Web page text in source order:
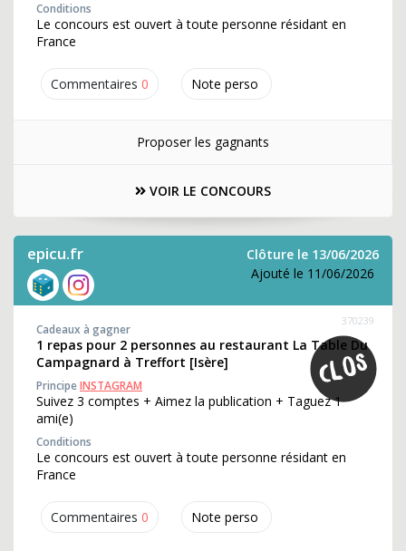
Commentaires 0 Note perso
Conditions
Le concours est ouvert à toute personne résidant en
France
Proposer les gagnants
VOIR LE CONCOURS
epicu.fr
Clôture le 13/06/2026
Ajouté le 11/06/2026
Commentaires 0 Note perso
370239
Cadeaux à gagner
1 repas pour 2 personnes au restaurant La Table Du
Campagnard à Treffort [Isère]
PrincipeINSTAGRAM
Suivez 3 comptes + Aimez la publication + Taguez 1
ami(e)
Conditions
Le concours est ouvert à toute personne résidant en
France